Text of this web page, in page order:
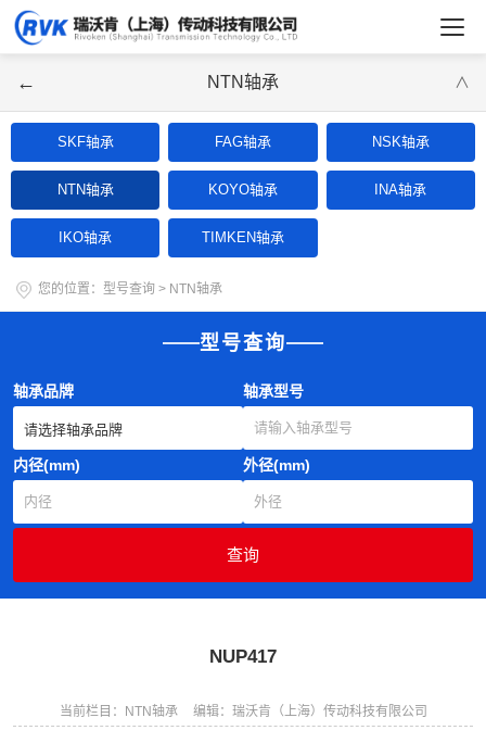
← NTN轴承 ∨
SKF轴承 FAG轴承 NSK轴承
NTN轴承 KOYO轴承 INA轴承
IKO轴承 TIMKEN轴承
您的位置： 型号查询 > NTN轴承
型号查询
轴承品牌 轴承型号
内径(mm) 外径(mm)
NUP417
当前栏目：NTN轴承 编辑：瑞沃肯（上海）传动科技有限公司